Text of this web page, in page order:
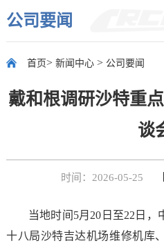
公司要闻
首页> 新闻中心 > 公司要闻
戴和根调研沙特重
谈
时间：2026-05-25 【
当地时间5月20日至22日
十八局沙特吉达机场维修机库